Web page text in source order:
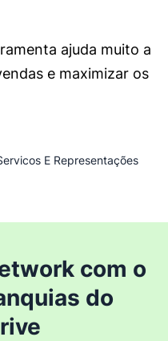
ajuda muito a
e maximizar os
E Representações
com o
do